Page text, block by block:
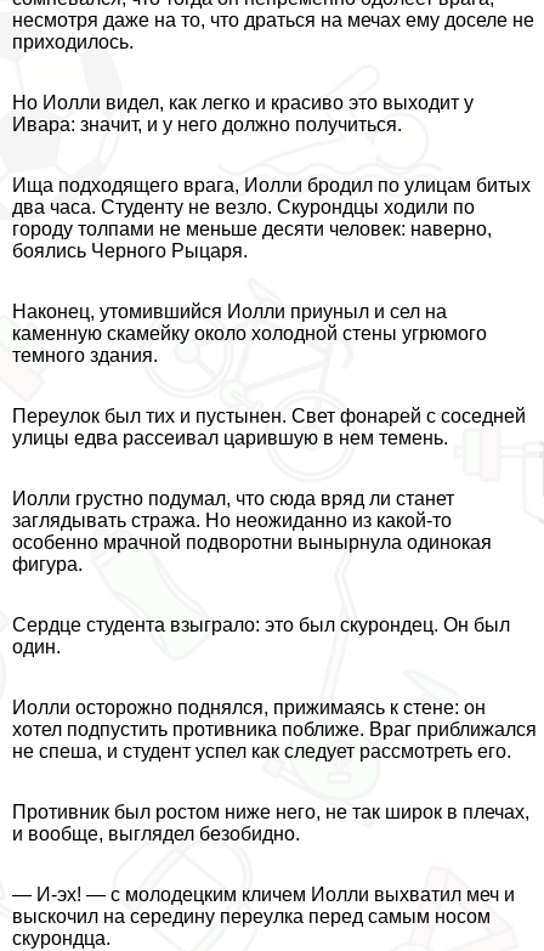
несмотря даже на то, что драться на мечах ему доселе не
приходилось.
Но Иолли видел, как легко и красиво это выходит у
Ивара: значит, и у него должно получиться.
Ища подходящего врага, Иолли бродил по улицам битых
два часа. Студенту не везло. Скурондцы ходили по
городу толпами не меньше десяти человек: наверно,
боялись Черного Рыцаря.
Наконец, утомившийся Иолли приуныл и сел на
каменную скамейку около холодной стены угрюмого
темного здания.
Переулок был тих и пустынен. Свет фонарей с соседней
улицы едва рассеивал царившую в нем темень.
Иолли грустно подумал, что сюда вряд ли станет
заглядывать стража. Но неожиданно из какой-то
особенно мрачной подворотни вынырнула одинокая
фигура.
Сердце студента взыграло: это был скурондец. Он был
один.
Иолли осторожно поднялся, прижимаясь к стене: он
хотел подпустить противника поближе. Враг приближался
не спеша, и студент успел как следует рассмотреть его.
Противник был ростом ниже него, не так широк в плечах,
и вообще, выглядел безобидно.
— И-эх! — с молодецким кличем Иолли выхватил меч и
выскочил на середину переулка перед самым носом
скурондца.